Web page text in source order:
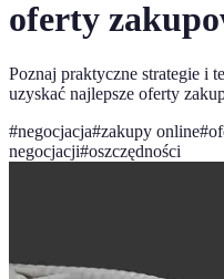
oferty
Poznaj praktyczne strategie i
uzyskać najlepsze oferty
#negocjacja#zakupy online#
negocjacji#oszczędności